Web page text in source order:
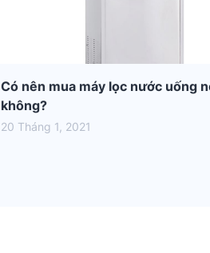
Có nên mua máy lọc nước uống
không?
20 Tháng 1, 2021